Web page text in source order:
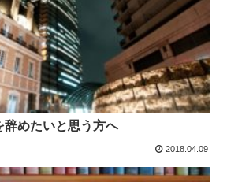
辞めたいと思う方へ
2018.04.09